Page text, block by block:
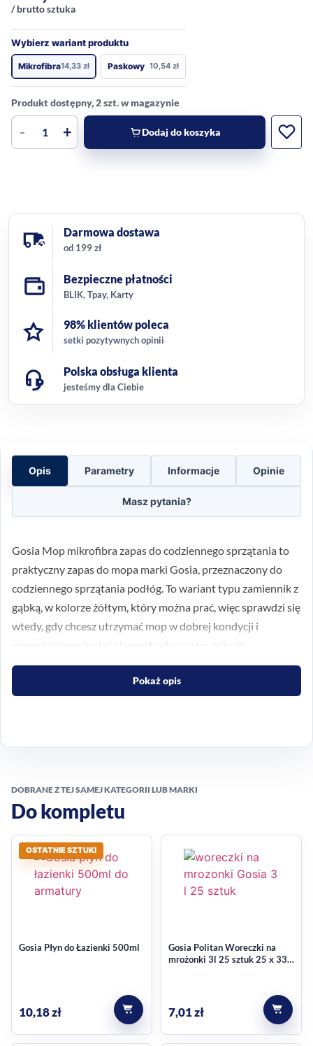
/ brutto sztuka
Wybierz wariant produktu
Mikrofibra14,33 zł Paskowy 10,54 zł
Produkt dostępny, 2 szt. w magazynie
- + Dodaj do koszyka
Darmowa dostawa
od 199 zł
Bezpieczne płatności
BLIK, Tpay, Karty
98% klientów poleca
setki pozytywnych opinii
Polska obsługa klienta
jesteśmy dla Ciebie
Opis Parametry Informacje Opinie
Masz pytania?
Gosia Mop mikrofibra zapas do codziennego sprzątania to
praktyczny zapas do mopa marki Gosia, przeznaczony do
codziennego sprzątania podłóg. To wariant typu zamiennik z
gąbką, w kolorze żółtym, który można prać, więc sprawdzi się
wtedy, gdy chcesz utrzymać mop w dobrej kondycji i
wygodnie wymieniać element roboczy po zużyciu.
Model 3559 łączy mikrofibrę i gąbkę szorującą, dzięki czemu
jest przydatny przy standardowych zabrudzeniach oraz przy
na szybkim odświeżaniu powierzchni bez konieczności
Do jakich prac sprzątających
pasuje
Zapas można wykorzystać przy codziennym myciu podłóg w
różnych pomieszczeniach. Jest przeznaczony do pracy z
mopem i pomaga utrzymać wygodę sprzątania wtedy, gdy
rodzaj: zamiennik
możliwość prania
kolor: żółty
Pokaż opis
DOBRANE Z TEJ SAMEJ KATEGORII LUB MARKI
Do kompletu
OSTATNIE SZTUKI
Gosia Płyn do Łazienki 500ml
10,18zł
Gosia Politan Woreczki na
mrożonki 3l 25 sztuk 25 x 33
7,01zł